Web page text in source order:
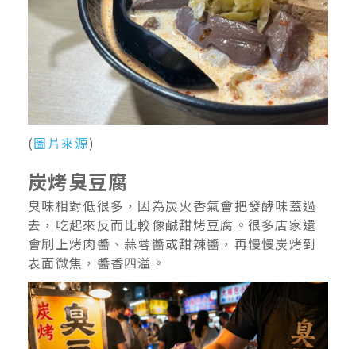
(圖片來源)
炭烤臭豆腐
臭味相對低很多，因為炭火香氣會把發酵味蓋過
去，吃起來反而比較像鹹甜烤豆腐。很多店家還
會刷上烤肉醬、蒜蓉醬或甜辣醬，再慢慢炭烤到
表面微焦，醬香四溢。